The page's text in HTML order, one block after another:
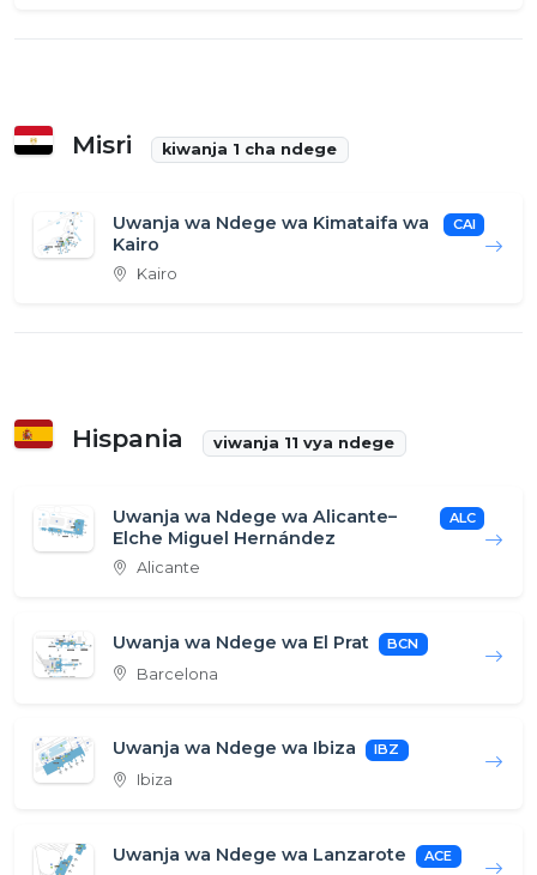
Misri kiwanja 1 cha ndege
Uwanja wa Ndege wa Kimataifa wa
Kairo
CAI
Kairo
Hispania viwanja 11 vya ndege
Uwanja wa Ndege wa Alicante–
Elche Miguel Hernández
ALC
Alicante
Uwanja wa Ndege wa El Prat BCN
Barcelona
Uwanja wa Ndege wa Ibiza IBZ
Ibiza
Uwanja wa Ndege wa Lanzarote ACE